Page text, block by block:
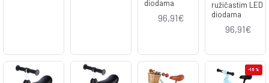
diodama
96,91€
ružičastim LED
diodama
96,91€
-15 %